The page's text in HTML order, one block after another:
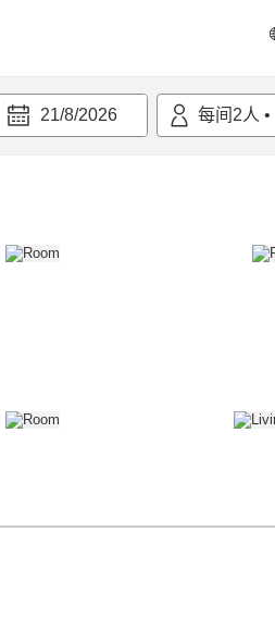
21/8/2026 每间 2人 •